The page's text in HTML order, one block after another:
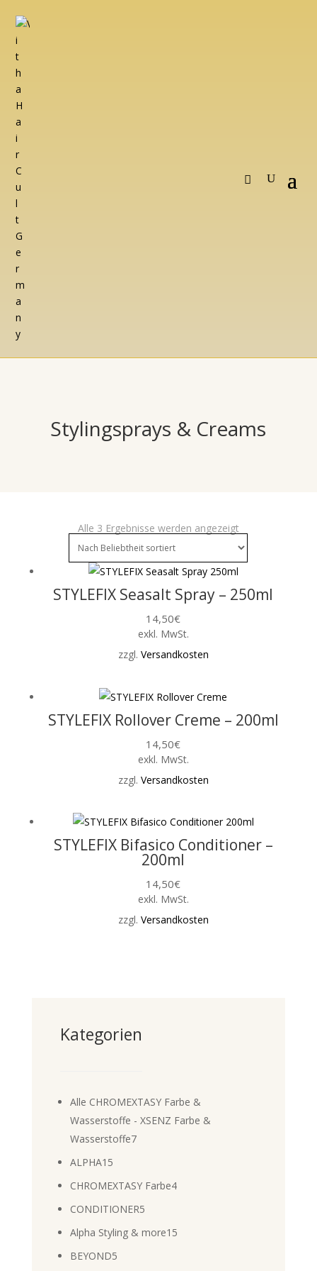
Stylingsprays & Creams
Kategorien
Alle CHROMEXTASY Farbe &
Wasserstoffe - XSENZ Farbe &
Wasserstoffe77
ALPHA1515
Produkte
CHROMEXTASY Farbe44
CONDITIONER55
Produkte
Alpha Styling & more1515
BEYOND55
Alle 3 Ergebnisse werden angezeigtNach
Beliebtheit
sortiert
STYLEFIX Seasalt Spray – 250ml
14,50€
exkl. MwSt.
zzgl. Versandkosten
STYLEFIX Rollover Creme – 200ml
14,50€
exkl. MwSt.
zzgl. Versandkosten
STYLEFIX Bifasico Conditioner –
200ml
14,50€
exkl. MwSt.
zzgl. Versandkosten